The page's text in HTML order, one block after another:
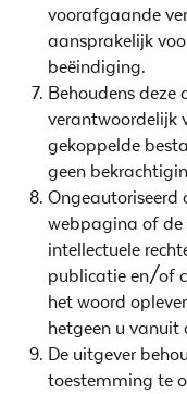
voorafgaande
aansprakelijk
beëindiging.
Behoudens deze
verantwoordelijk
gekoppelde
geen
Ongeautoriseerd
webpagina of de
intellectuele
publicatie en/of
het woord
hetgeen u vanuit
De uitgever
toestemming te